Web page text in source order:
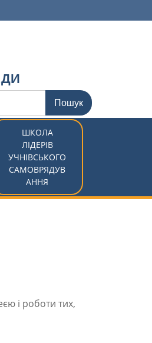
ШКОЛА
ЛІДЕРІВ
УЧНІВСЬКОГО
САМОВРЯДУВ
АННЯ
і роботи тих,